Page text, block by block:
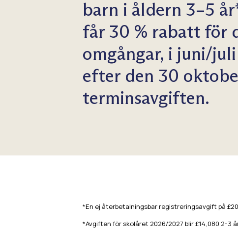
barn i åldern 3–5
får 30 % rabatt för
omgångar, i juni/
efter den 30
terminsavgiften.
*En ej återbetalningsbar registreringsavgift på
*Avgiften för skolåret 2026/2027 blir £14,080 2-3